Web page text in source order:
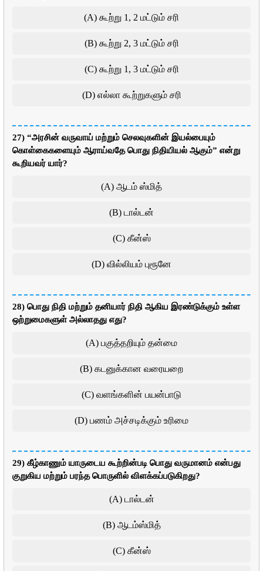
(A) கூற்று 1, 2 மட்டும் சரி
(B) கூற்று 2, 3 மட்டும் சரி
(C) கூற்று 1, 3 மட்டும் சரி
(D) எல்லா கூற்றுகளும் சரி
27) “அரசின் வருவாய் மற்றும் செலவுகளின் இயல்பையும்
கொள்கைகளையும் ஆராய்வதே பொது நிதியியல் ஆகும்” என்று
கூறியவர் யார்?
(A) ஆடம் ஸ்மித்
(B) டால்டன்
(C) கீன்ஸ்
(D) வில்லியம் புரூனே
28) பொது நிதி மற்றும் தனியார் நிதி ஆகிய இரண்டுக்கும் உள்ள
ஒற்றுமைகளுள் அல்லாதது எது?
(A) பகுத்தறியும் தன்மை
(B) கடனுக்கான வரையறை
(C) வளங்களின் பயன்பாடு
(D) பணம் அச்சடிக்கும் உரிமை
29) கீழ்காணும் யாருடைய கூற்றின்படி பொது வருமானம் என்பது
குறுகிய மற்றும் பரந்த பொருளில் விளக்கப்படுகிறது?
(A) டால்டன்
(B) ஆடம்ஸ்மித்
(C) கீன்ஸ்